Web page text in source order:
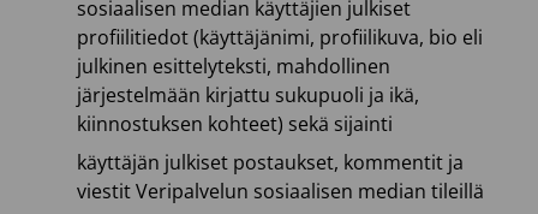
sosiaalisen median käyttäjien julkiset
profiilitiedot (käyttäjänimi, profiilikuva, bio eli
julkinen esittelyteksti, mahdollinen
järjestelmään kirjattu sukupuoli ja ikä,
kiinnostuksen kohteet) sekä sijainti
käyttäjän julkiset postaukset, kommentit ja
viestit Veripalvelun sosiaalisen median tileillä